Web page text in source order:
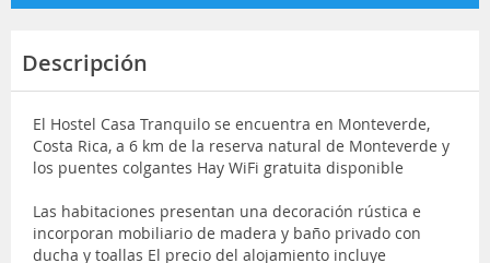
Descripción
El Hostel Casa Tranquilo se encuentra en Monteverde,
Costa Rica, a 6 km de la reserva natural de Monteverde y
los puentes colgantes Hay WiFi gratuita disponible
Las habitaciones presentan una decoración rústica e
incorporan mobiliario de madera y baño privado con
ducha y toallas El precio del alojamiento incluye